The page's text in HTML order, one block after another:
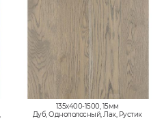
135x400-1500, 15мм
Дуб, Однополосный, Лак, Рустик